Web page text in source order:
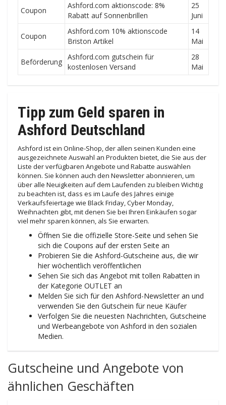
Coupon
Ashford.com aktionscode: 8%
Rabatt auf Sonnenbrillen
25
Juni
Coupon
Ashford.com 10% aktionscode
Briston Artikel
14
Mai
Beförderung
Ashford.com gutschein für
kostenlosen Versand
28
Mai
Tipp zum Geld sparen in
Ashford Deutschland
Ashford ist ein Online-Shop, der allen seinen Kunden eine
ausgezeichnete Auswahl an Produkten bietet, die Sie aus der
Liste der verfügbaren Angebote und Rabatte auswählen
können. Sie können auch den Newsletter abonnieren, um
über alle Neuigkeiten auf dem Laufenden zu bleiben Wichtig
zu beachten ist, dass es im Laufe des Jahres einige
Verkaufsfeiertage wie Black Friday, Cyber ​​​​Monday,
Weihnachten gibt, mit denen Sie bei Ihren Einkäufen sogar
viel mehr sparen können, als Sie erwarten.
Öffnen Sie die offizielle Store-Seite und sehen Sie
sich die Coupons auf der ersten Seite an
Probieren Sie die Ashford-Gutscheine aus, die wir
hier wöchentlich veröffentlichen
Sehen Sie sich das Angebot mit tollen Rabatten in
der Kategorie OUTLET an
Melden Sie sich für den Ashford-Newsletter an und
verwenden Sie den Gutschein für neue Käufer
Verfolgen Sie die neuesten Nachrichten, Gutscheine
und Werbeangebote von Ashford in den sozialen
Medien.
Gutscheine und Angebote von
ähnlichen Geschäften